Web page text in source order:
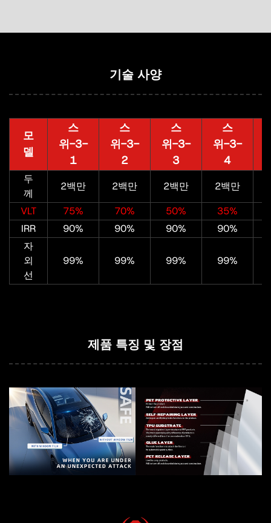
제품 특징 및 장점
기술 사양
모
델
스
위-3-
1
스
위-3-
2
스
위-3-
3
스
위-3-
4
두
께
2백만 2백만 2백만 2백만
VLT
75% 70% 50% 35%
IRR
90% 90% 90% 90%
자
외
선
99% 99% 99% 99%